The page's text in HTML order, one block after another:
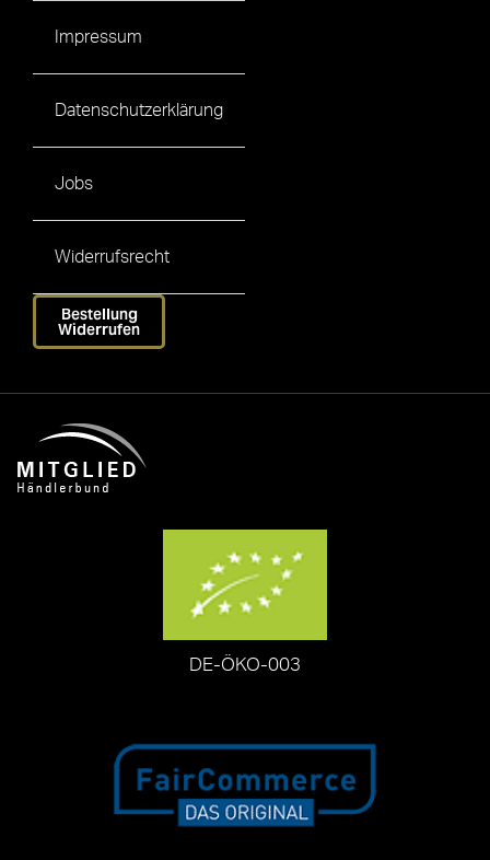
Impressum
Datenschutzerklärung
Jobs
Widerrufsrecht
Bestellung
Widerrufen
DE-ÖKO-003